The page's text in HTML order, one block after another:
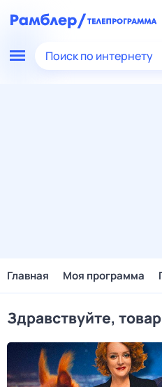
Поиск по интернету
Главная Моя программа
Здравствуйте,